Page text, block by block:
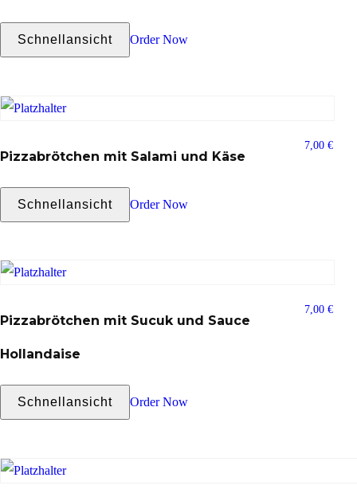
Schnellansicht Order Now
Pizzabrötchen mit Salami und Käse
7,00 €
Schnellansicht Order Now
Pizzabrötchen mit Sucuk und Sauce
Hollandaise
7,00 €
Schnellansicht Order Now